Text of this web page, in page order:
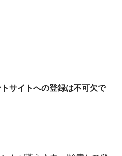
サイトへの登録は不可欠で